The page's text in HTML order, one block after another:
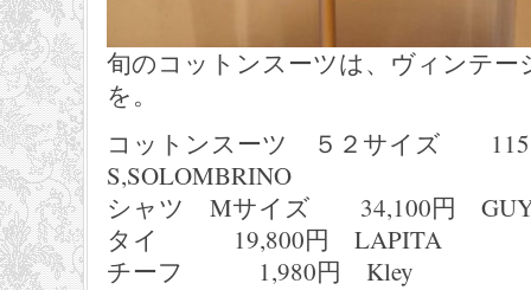
旬のコットンスーツは、ヴィンテ
を。
コットンスーツ ５２サイズ
S,SOLOMBRINO
シャツ Mサイズ 34,100円 GUY
タイ 19,800円 LAPITA
チーフ 1,980円 Kley